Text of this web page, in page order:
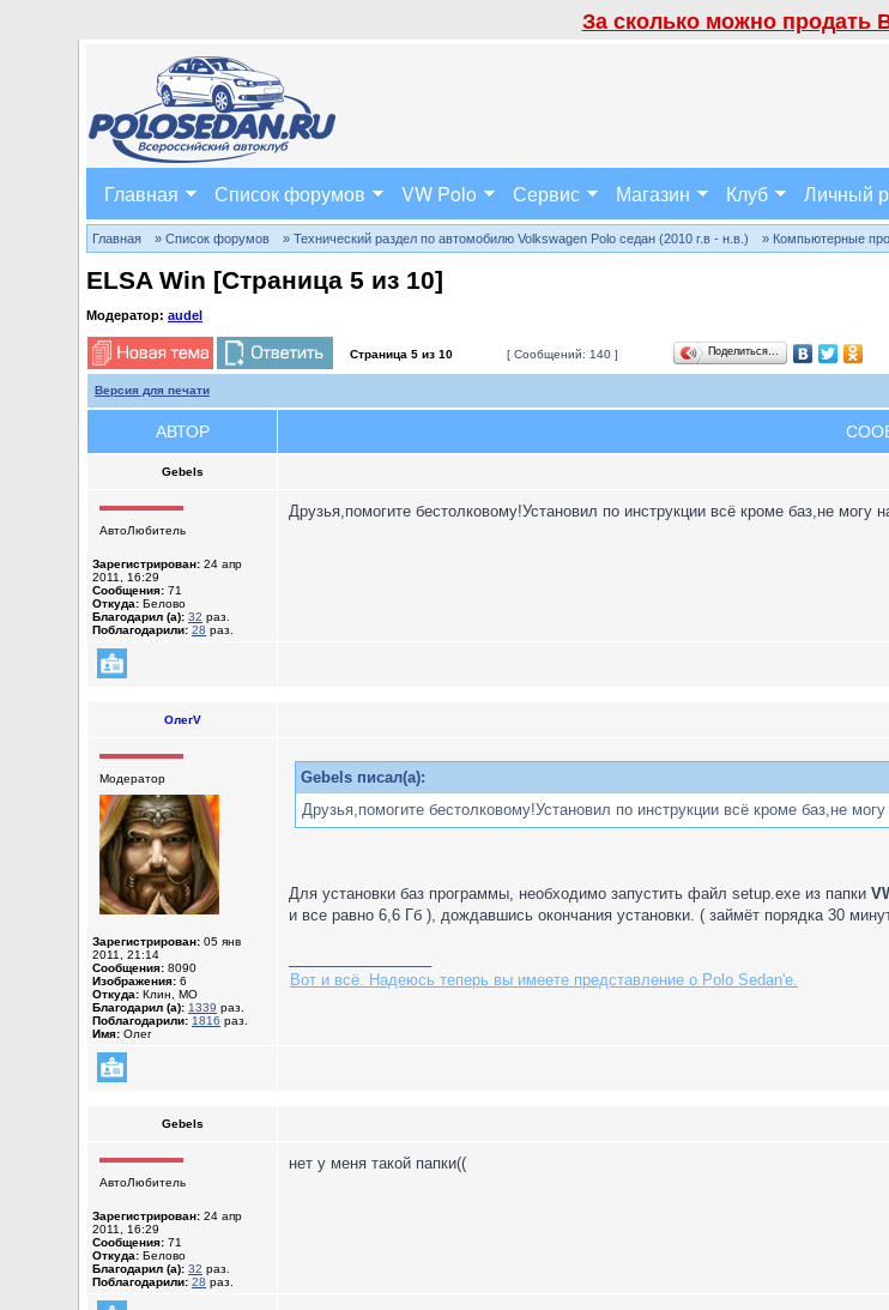
За сколько можно продать
Главная Список форумов VW Polo Сервис Магазин Клуб Личный
Главная » Список форумов » Технический раздел по автомобилю Volkswagen Polo седан (2010 г.в - н.в.) » Компьютерные
ELSA Win [Страница 5 из 10]
Модератор: audel
Страница 5 из 10 [ Сообщений: 140 ] Поделиться…
Версия для печати
АВТОР
Gebels
АвтоЛюбитель
Зарегистрирован: 24 апр
2011, 16:29
Сообщения: 71
Откуда: Белово
Благодарил (а): 32 раз.
Поблагодарили: 28 раз.
Друзья,помогите бестолковому!Установил по инструкции всё кроме баз,не могу
ОлегV
Модератор
Зарегистрирован: 05 янв
2011, 21:14
Сообщения: 8090
Изображения: 6
Откуда: Клин, МО
Благодарил (а): 1339 раз.
Поблагодарили: 1816 раз.
Имя: Олег
Gebels писал(а):
Друзья,помогите бестолковому!Установил по инструкции всё кроме баз,не
Для установки баз программы, необходимо запустить файл setup.exe из папки
и все равно 6,6 Гб ), дождавшись окончания установки. ( займёт порядка 30
Вот и всё. Надеюсь теперь вы имеете представление о Polo Sedan'е.
Gebels
АвтоЛюбитель
Зарегистрирован: 24 апр
2011, 16:29
Сообщения: 71
Откуда: Белово
Благодарил (а): 32 раз.
Поблагодарили: 28 раз.
нет у меня такой папки((